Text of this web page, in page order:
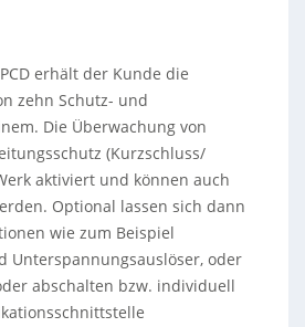
erhält der Kunde die
zehn Schutz- und
Die Überwachung von
(Kurzschluss/
aktiviert und können auch
Optional lassen sich dann
wie zum Beispiel
Unterspannungsauslöser, oder
abschalten bzw. individuell